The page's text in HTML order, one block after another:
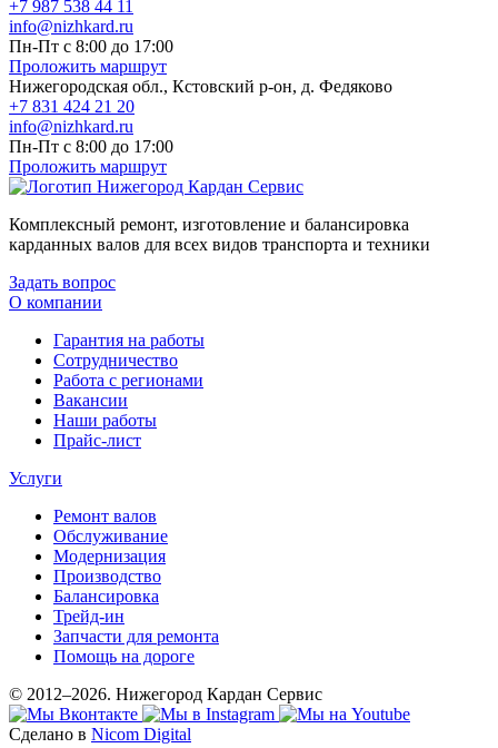
+7 987 538 44 11
info@nizhkard.ru
Пн-Пт с 8:00 до 17:00
Проложить маршрут
Нижегородская обл., Кстовский р-он, д. Федяково
+7 831 424 21 20
info@nizhkard.ru
Пн-Пт с 8:00 до 17:00
Проложить маршрут
Комплексный ремонт, изготовление и балансировка
карданных валов для всех видов транспорта и техники
Задать вопрос
О компании
Гарантия на работы
Сотрудничество
Работа с регионами
Вакансии
Наши работы
Прайс-лист
Услуги
Ремонт валов
Обслуживание
Модернизация
Производство
Балансировка
Трейд-ин
Запчасти для ремонта
Помощь на дороге
© 2012–2026. Нижегород Кардан Сервис
Сделано в Nicom Digital